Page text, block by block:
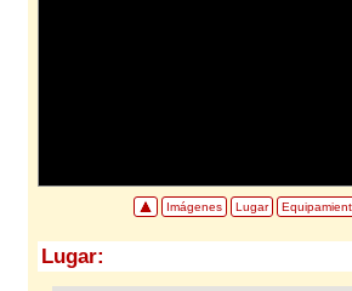
Imágenes Lugar
Lugar: